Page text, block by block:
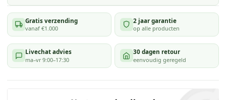
Gratis verzending
vanaf €1.000
2 jaar garantie
op alle producten
Livechat advies
ma–vr 9:00–17:30
30 dagen retour
eenvoudig geregeld